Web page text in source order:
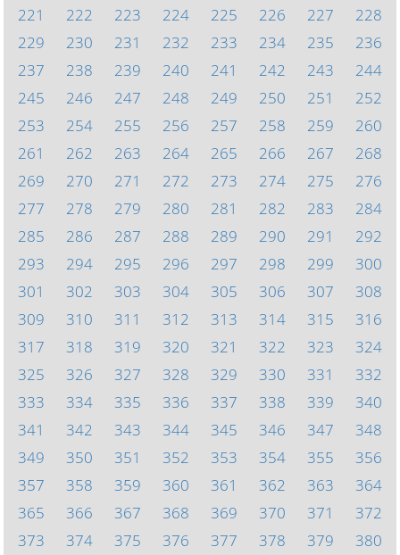
221 222 223 224 225 226 227
228
229
230 231 232 233 234 235
236
237
238 239 240 241 242 243
244
245
246 247 248 249 250 251
252
253
254 255 256 257 258 259
260
261
262 263 264 265 266 267
268
269
270 271 272 273 274 275
276
277
278 279 280 281 282 283
284
285
286 287 288 289 290 291
292
293
294 295 296 297 298 299
300
301
302 303 304 305 306 307
308
309
310 311 312 313 314 315
316
317
318 319 320 321 322 323
324
325
326 327 328 329 330 331
332
333
334 335 336 337 338 339
340
341
342 343 344 345 346 347
348
349
350 351 352 353 354 355
356
357
358 359 360 361 362 363
364
365
366 367 368 369 370 371
372
373
374 375 376 377 378 379
380